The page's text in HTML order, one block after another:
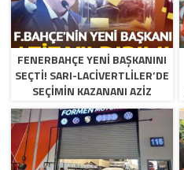
FENERBAHÇE YENI BAŞKANINI
SEÇTI! SARI-LACIVERTLILER’DE
SEÇIMIN KAZANANI AZIZ
YILDIRIM OLDU